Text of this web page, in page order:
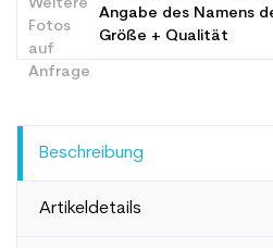
Angabe des Namens
Größe + Qualität
Beschreibung
Artikeldetails